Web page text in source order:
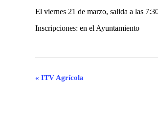
El viernes 21 de marzo, salida a las
Inscripciones: en el Ayuntamiento
Navegación
« ITV Agrícola